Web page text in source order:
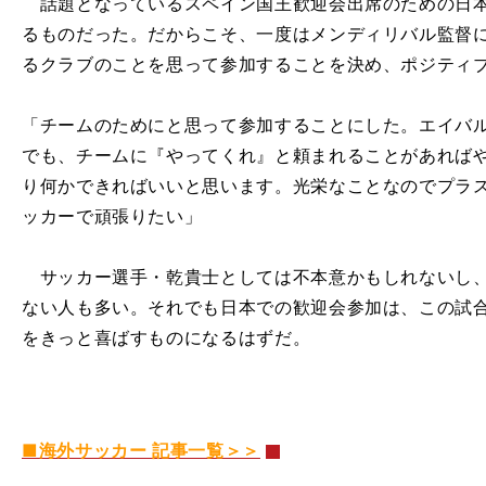
るものだった。だからこそ、一度はメンディリバル監督
るクラブのことを思って参加することを決め、ポジティ
「チームのためにと思って参加することにした。エイ
でも、チームに『やってくれ』と頼まれることがあれば
り何かできればいいと思います。光栄なことなのでプラ
ッカーで頑張りたい」
サッカー選手・乾貴士としては不本意かもしれないし
ない人も多い。それでも日本での歓迎会参加は、この試
をきっと喜ばすものになるはずだ。
■海外サッカー 記事一覧＞＞